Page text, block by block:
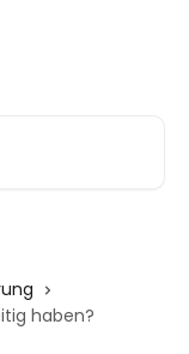
haben?